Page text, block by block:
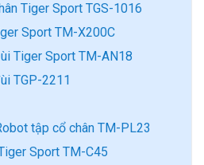
Tiger Sport TGS-1016
Sport TM-X200C
Tiger Sport TM-AN18
TGP-2211
tập cổ chân TM-PL23
Sport TM-C45